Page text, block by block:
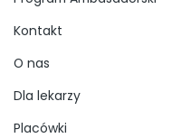
Kontakt
O nas
Dla lekarzy
Placówki